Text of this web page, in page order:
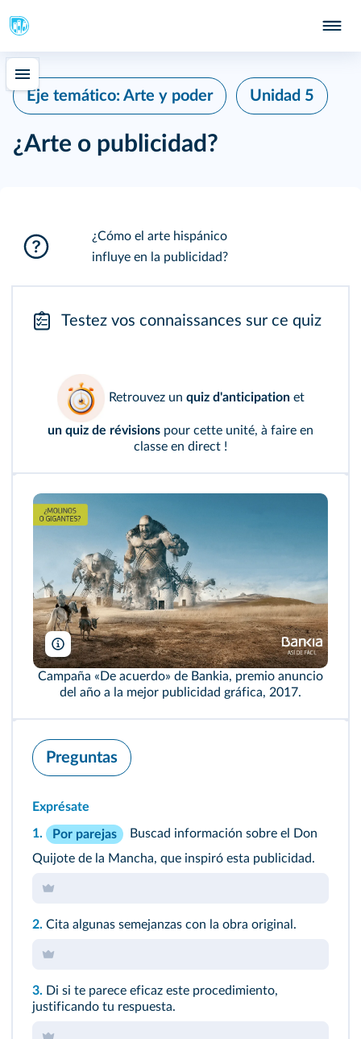
Eje temático: Arte y poder Unidad 5
¿Arte o publicidad?
¿Cómo el arte hispánico
influye en la publicidad?
Testez vos connaissances sur ce quiz
Retrouvez un quiz d'anticipationet
un quiz de révisions pour cette unité, à faire en
classe en direct !
Bankia/CLV Madrid
Campaña «De acuerdo» de Bankia, premio anuncio
del año a la mejor publicidad gráfica, 2017.
Preguntas
Exprésate
1. Por parejas
Buscad información sobre el Don
Quijote de la Mancha, que inspiró esta publicidad.
2. Cita algunas semejanzas con la obra original.
3. Di si te parece eficaz este procedimiento,
justificando tu respuesta.